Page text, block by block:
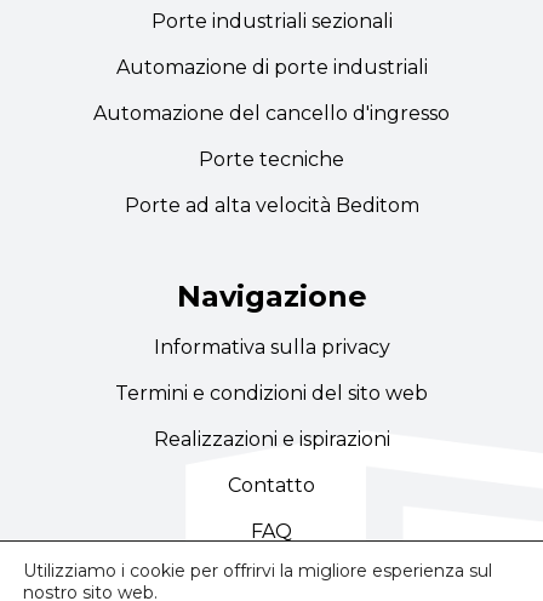
Porte industriali sezionali
Automazione di porte industriali
Automazione del cancello d'ingresso
Porte tecniche
Porte ad alta velocità Beditom
Navigazione
Informativa sulla privacy
Termini e condizioni del sito web
Realizzazioni e ispirazioni
Contatto
FAQ
Utilizziamo i cookie per offrirvi la migliore esperienza sul
nostro sito web.